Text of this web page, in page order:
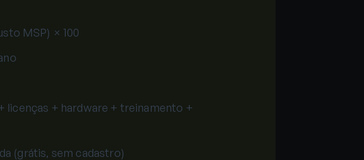
MSP) × 100
licenças + hardware + treinamento +
(grátis, sem cadastro)